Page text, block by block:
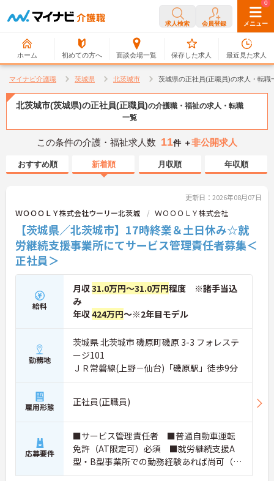
求人検索 会員登録 メニュー
ホーム 初めての方へ 面談会場一覧
0
保存した求人
0
最近見た求人
マイナビ介護職 茨城県 北茨城市 茨城県の正社員(正職員)の求人・転職
北茨城市(茨城県)の正社員(正職員)の介護職・福祉の求人・転職
一覧
この条件の介護・福祉求人数 11件 ＋非公開求人
おすすめ順 新着順 月収順 年収順
更新日：2026年08月07日
ＷＯＯＯＬＹ株式会社ウーリー北茨城 ＷＯＯＯＬＹ株式会社
【茨城県／北茨城市】17時終業＆土日休み☆就
労継続支援事業所にてサービス管理責任者募集＜
正社員＞
給料
月収31.0万円～31.0万円程度 ※諸手当込
み
年収424万円～※2年目モデル
勤務地
茨城県 北茨城市 磯原町磯原 3-3 フォレステ
ージ101
ＪＲ常磐線(上野－仙台)「磯原駅」徒歩9分
雇用形態 正社員(正職員)
応募要件
■サービス管理責任者 ■普通自動車運転
免許（AT限定可）必須 ■就労継続支援A
型・B型事業所での勤務経験あれば尚可（未
経験でも可）